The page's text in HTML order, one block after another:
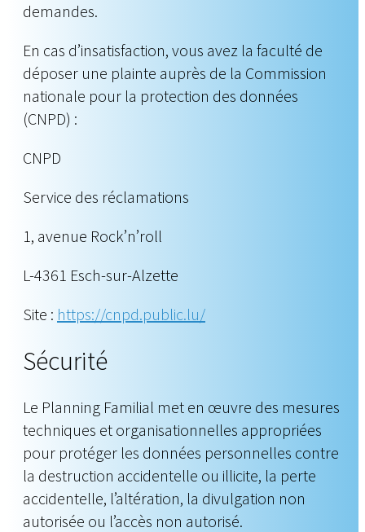
demandes.
En cas d’insatisfaction, vous avez la faculté de
déposer une plainte auprès de la Commission
nationale pour la protection des données
(CNPD) :
CNPD
Service des réclamations
1, avenue Rock’n’roll
L-4361 Esch-sur-Alzette
Site : https://cnpd.public.lu/
Sécurité
Le Planning Familial met en œuvre des mesures
techniques et organisationnelles appropriées
pour protéger les données personnelles contre
la destruction accidentelle ou illicite, la perte
accidentelle, l’altération, la divulgation non
autorisée ou l’accès non autorisé.